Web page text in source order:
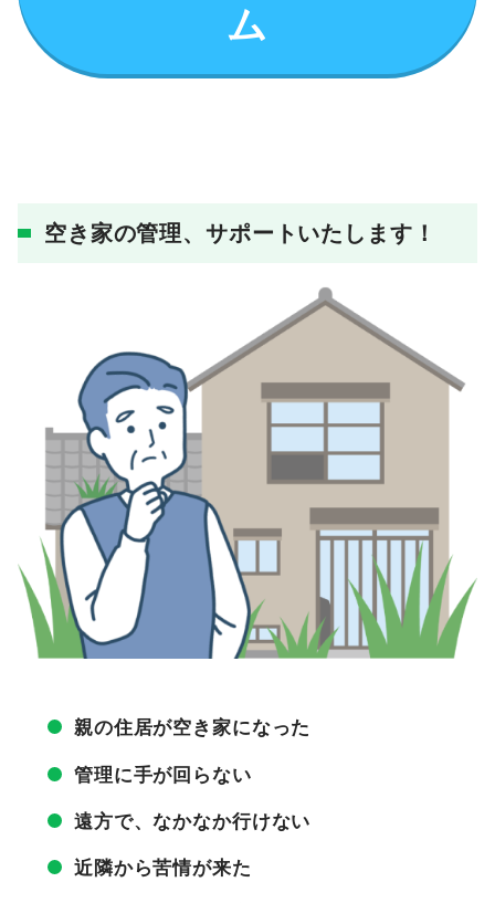
ム
空き家の管理、サポートいたします！
親の住居が空き家になった
管理に手が回らない
遠方で、なかなか行けない
近隣から苦情が来た